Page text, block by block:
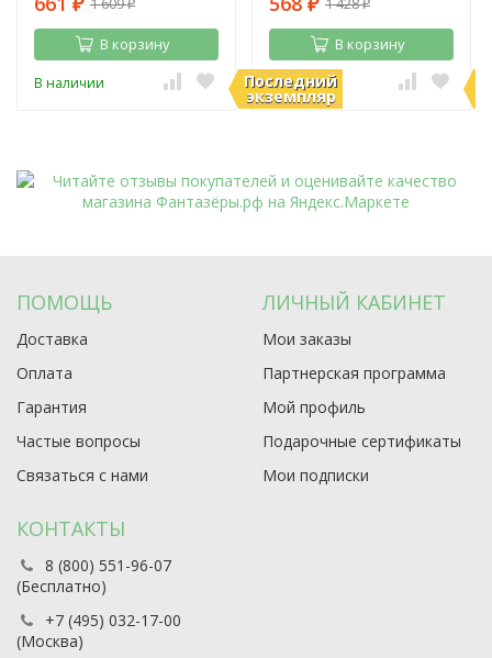
₽ ₽
В корзину
В наличии Последний
экземпляр
₽ ₽
В корзину
В наличии
ПОМОЩЬ
Доставка
Оплата
Гарантия
Частые вопросы
Связаться с нами
ЛИЧНЫЙ КАБИНЕТ
Мои заказы
Партнерская программа
Мой профиль
Подарочные сертификаты
Мои подписки
КОНТАКТЫ
8 (800) 551-96-07
(Бесплатно)
+7 (495) 032-17-00
(Москва)